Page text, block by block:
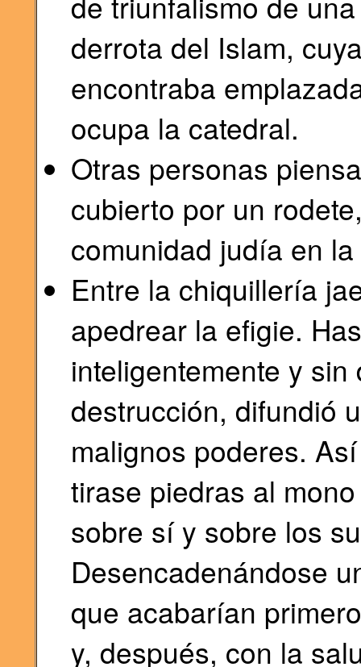
derrota del Islam,
encontraba
ocupa la catedral.
Otras personas
cubierto por un
comunidad judía en
Entre la chiquillería
apedrear la efigie.
inteligentemente y
destrucción, difundió
malignos poderes.
tirase piedras al
sobre sí y sobre los
Desencadenándose
que acabarían
y, después, con la